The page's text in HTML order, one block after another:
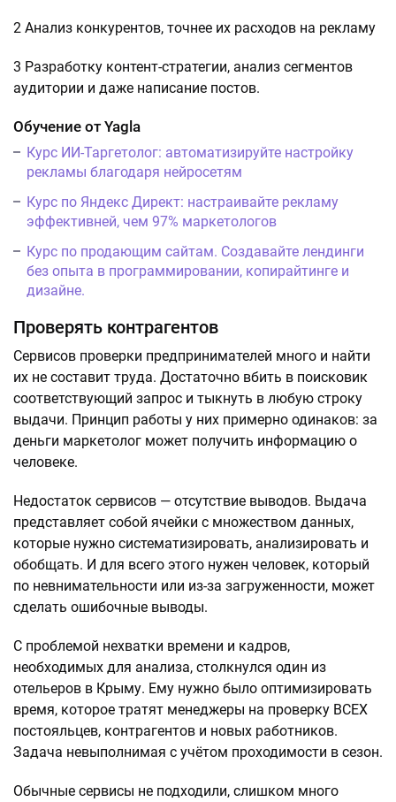
2 Анализ конкурентов, точнее их расходов на рекламу
3 Разработку контент-стратегии, анализ сегментов
аудитории и даже написание постов.
Обучение от Yagla
Курс ИИ-Таргетолог: автоматизируйте настройку
рекламы благодаря нейросетям
Курс по Яндекс Директ: настраивайте рекламу
эффективней, чем 97% маркетологов
Курс по продающим сайтам. Создавайте лендинги
без опыта в программировании, копирайтинге и
дизайне.
Проверять контрагентов
Сервисов проверки предпринимателей много и найти
их не составит труда. Достаточно вбить в поисковик
соответствующий запрос и тыкнуть в любую строку
выдачи. Принцип работы у них примерно одинаков: за
деньги маркетолог может получить информацию о
человеке.
Недостаток сервисов — отсутствие выводов. Выдача
представляет собой ячейки с множеством данных,
которые нужно систематизировать, анализировать и
обобщать. И для всего этого нужен человек, который
по невнимательности или из-за загруженности, может
сделать ошибочные выводы.
С проблемой нехватки времени и кадров,
необходимых для анализа, столкнулся один из
отельеров в Крыму. Ему нужно было оптимизировать
время, которое тратят менеджеры на проверку ВСЕХ
постояльцев, контрагентов и новых работников.
Задача невыполнимая с учётом проходимости в сезон.
Обычные сервисы не подходили, слишком много